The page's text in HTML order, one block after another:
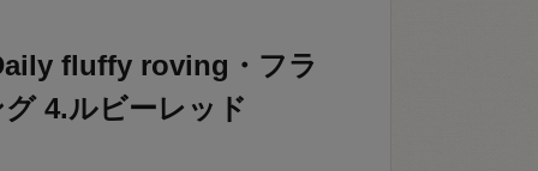
fluffy roving・フラ
4.ルビーレッド